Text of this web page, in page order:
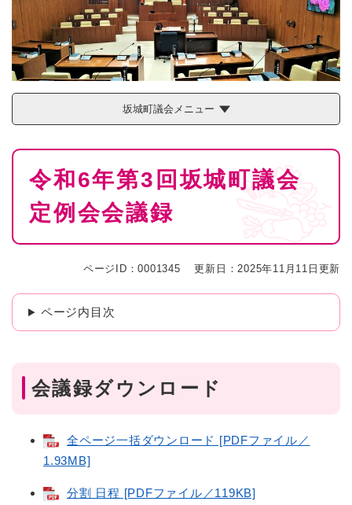
坂城町議会メニュー
本
令和6年第3回坂城町議会
定例会会議録
ページID：0001345 更新日：2025年11月11日更新
ページ内目次
会議録ダウンロード
全ページ一括ダウンロード [PDFファイル／
1.93MB]
分割 日程 [PDFファイル／119KB]